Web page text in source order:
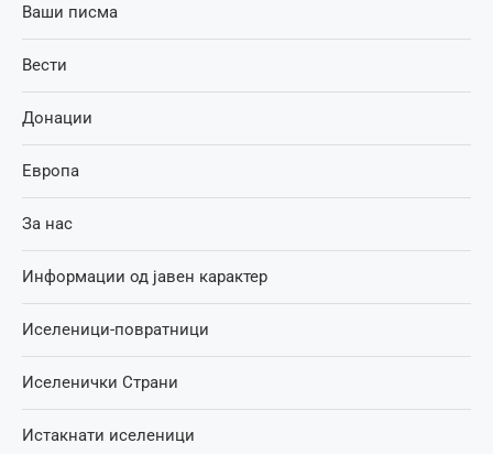
Ваши писма
Вести
Донации
Европа
За нас
Информации од јавен карактер
Иселеници-повратници
Иселенички Страни
Истакнати иселеници